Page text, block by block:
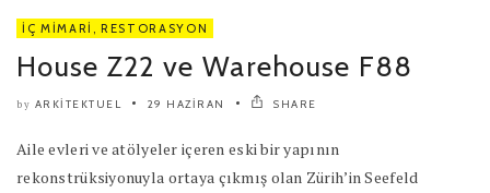
İÇ MIMARI , RESTORASYON
House Z22 ve Warehouse F88
by ARKITEKTUEL 29 HAZIRAN SHARE
Aile evleri ve atölyeler içeren eski bir yapının
rekonstrüksiyonuyla ortaya çıkmış olan Zürih’in Seefeld